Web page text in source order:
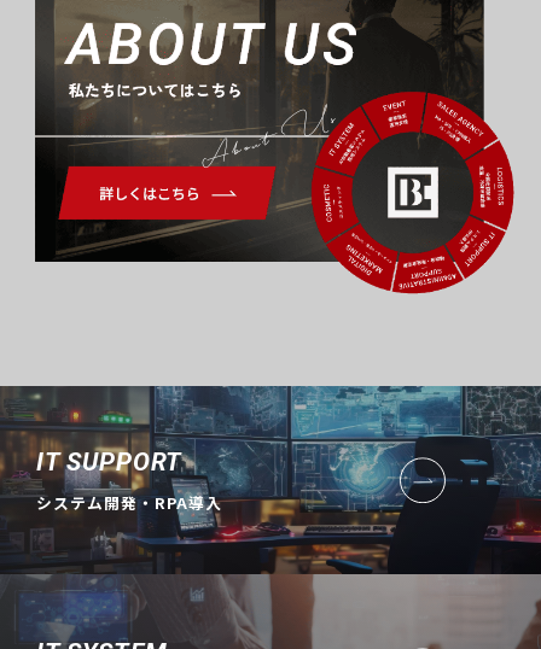
About Us
IT SUPPORT
システム開発・RPA導入